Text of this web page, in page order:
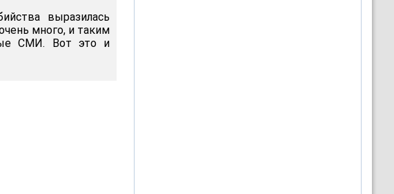
выразилась
много, и таким
СМИ. Вот это и